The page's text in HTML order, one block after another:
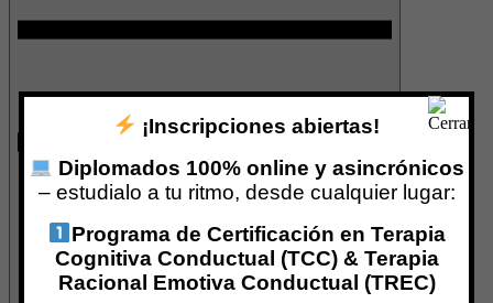
¡Inscripciones abiertas!
Diplomados 100% online y asincrónicos
– estudialo a tu ritmo, desde cualquier lugar:
Programa de Certificación en Terapia
Cognitiva Conductual (TCC) & Terapia
Racional Emotiva Conductual (TREC)